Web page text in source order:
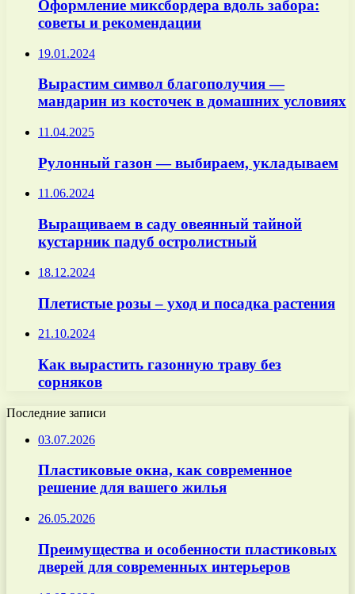
Оформление миксбордера вдоль забора:
советы и рекомендации
19.01.2024
Вырастим символ благополучия —
мандарин из косточек в домашних условиях
11.04.2025
Рулонный газон — выбираем, укладываем
11.06.2024
Выращиваем в саду овеянный тайной
кустарник падуб остролистный
18.12.2024
Плетистые розы – уход и посадка растения
21.10.2024
Как вырастить газонную траву без
сорняков
Последние записи
03.07.2026
Пластиковые окна, как современное
решение для вашего жилья
26.05.2026
Преимущества и особенности пластиковых
дверей для современных интерьеров